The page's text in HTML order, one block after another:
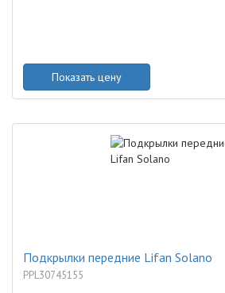
Показать цену
Подкрылки передние Lifan Solano
PPL30745155